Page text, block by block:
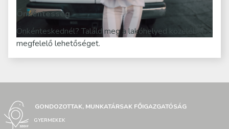
Önkéntesség
Önkénteskednél? Találd meg a lakóhelyed közelében a
megfelelő lehetőséget.
GONDOZOTTAK, MUNKATÁRSAK FŐIGAZGATÓSÁG
GYERMEKEK